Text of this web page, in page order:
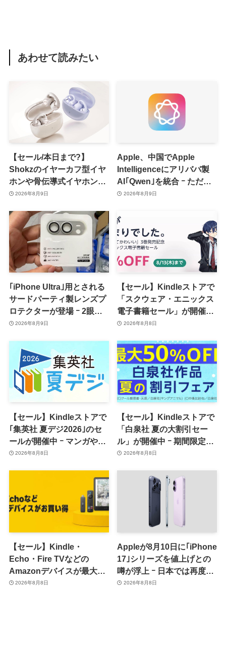
あわせて読みたい
【セール/本日まで?】
Shokzのイヤーカフ型イヤ
ホンや骨伝導式イヤホンが
一律10％のポイント還元に
2026年8月9日
Apple、中国でApple
Intelligenceにアリババ製
AI｢Qwen｣を統合 ｰ ただ、
ユーザーガイドを公開後に
2026年8月9日
｢iPhone Ultra｣用とされる
サードパーティ製レンズプ
ロテクターが登場 ｰ 2眼カ
メラ搭載や一部本体カラー
2026年8月9日
【セール】Kindleストアで
「スクウェア・エニックス
電子書籍セール」が開催中
ｰ コミックやゲーム関連書
2026年8月8日
【セール】Kindleストアで
｢集英社 夏デジ2026｣のセ
ールが開催中 ｰ マンガや写
真集など1,000冊以上が
2026年8月8日
【セール】Kindleストアで
「白泉社 夏の大割引セー
ル」が開催中 ｰ 期間限定
70％オフや全巻50％オフな
2026年8月8日
【セール】Kindle・
Echo・Fire TVなどの
Amazonデバイスが最大
31%オフに
2026年8月8日
Appleが8月10日に｢iPhone
17｣シリーズを値上げとの
噂が浮上 ｰ 日本では再度値
上げの可能性も?!
2026年8月8日